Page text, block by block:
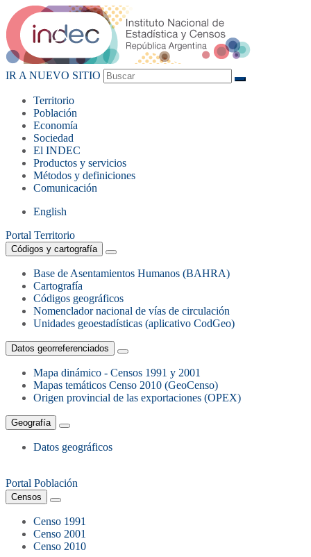
IR A NUEVO SITIO
Territorio
Población
Economía
Sociedad
El INDEC
Productos y servicios
Métodos y definiciones
Comunicación
English
Portal Territorio
Códigos y cartografía
Base de Asentamientos Humanos (BAHRA)
Cartografía
Códigos geográficos
Nomenclador nacional de vías de circulación
Unidades geoestadísticas (aplicativo CodGeo)
Datos georreferenciados
Mapa dinámico - Censos 1991 y 2001
Mapas temáticos Censo 2010 (GeoCenso)
Origen provincial de las exportaciones (OPEX)
Geografía
Datos geográficos
Portal Población
Censos
Censo 1991
Censo 2001
Censo 2010